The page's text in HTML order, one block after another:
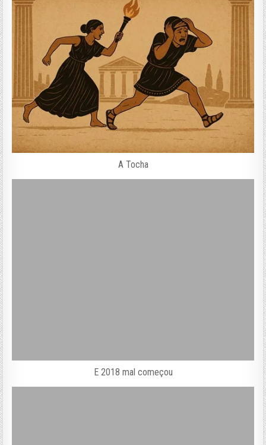
A Tocha
E 2018 mal começou